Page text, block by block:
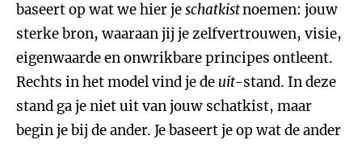
baseert op wat we hier jeschatkistnoemen: jouw
sterke bron, waaraan jij je zelfvertrouwen, visie,
eigenwaarde en onwrikbare principes ontleent.
Rechts in het model vind je de uit-stand. In deze
stand ga je niet uit van jouw schatkist, maar
begin je bij de ander. Je baseert je op wat de ander